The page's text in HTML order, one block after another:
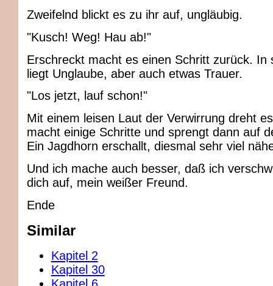
Zweifelnd blickt es zu ihr auf, ungläubig.
"Kusch! Weg! Hau ab!"
Erschreckt macht es einen Schritt zurück. In
liegt Unglaube, aber auch etwas Trauer.
"Los jetzt, lauf schon!"
Mit einem leisen Laut der Verwirrung dreht
macht einige Schritte und sprengt dann auf
Ein Jagdhorn erschallt, diesmal sehr viel
Und ich mache auch besser, daß ich
dich auf, mein weißer Freund.
Ende
Similar
Kapitel 2
Kapitel 30
Kapitel 6